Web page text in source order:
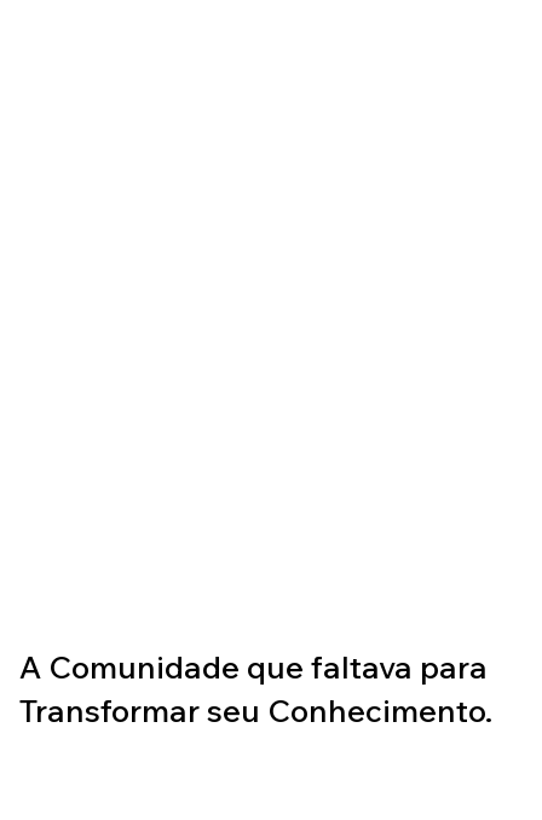
A Comunidade que faltava para
Transformar seu Conhecimento.